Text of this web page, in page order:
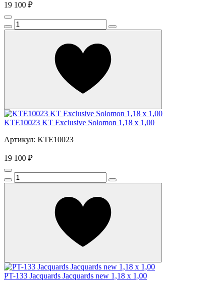
19 100 ₽
KTE10023 KT Exclusive Solomon 1,18 x 1,00
Артикул: KTE10023
19 100 ₽
PT-133 Jacquards Jacquards new 1,18 x 1,00